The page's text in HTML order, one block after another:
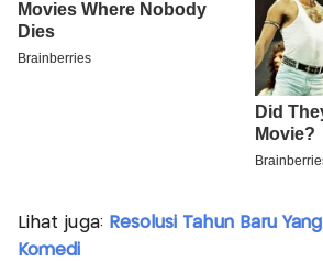
Lihat juga: Resolusi Tahun Baru
Komedi